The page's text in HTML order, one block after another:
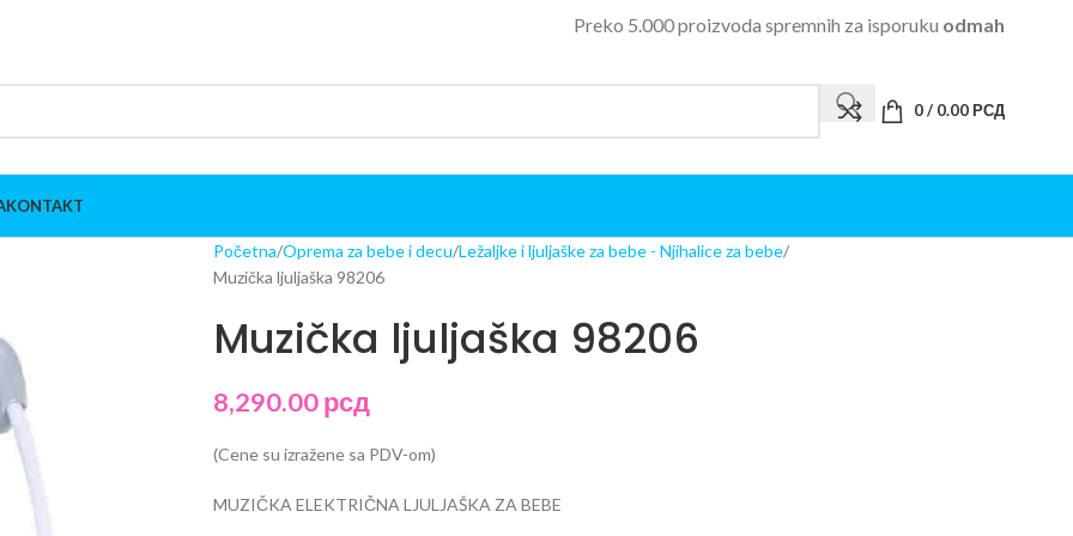
Preko 5.000 proizvoda spremnih za isporuku odmah
0/ 0.00РСД
KONTAKT
Početna Oprema za bebe i decu Ležaljke i ljuljaške za bebe - Njihalice za bebe
Muzička ljuljaška 98206
Muzička ljuljaška 98206
8,290.00рсд
(Cene su izražene sa PDV-om)
MUZIČKA ELEKTRIČNA LJULJAŠKA ZA BEBE